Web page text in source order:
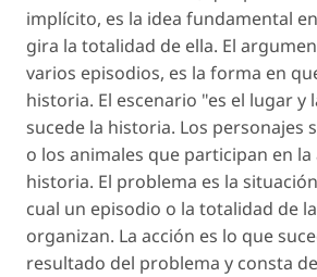
implícito, es la idea fundamental
gira la totalidad de ella. El
varios episodios, es la forma en
historia. El escenario "es el lugar y
sucede la historia. Los personajes
o los animales que participan en la
historia. El problema es la
cual un episodio o la totalidad de
organizan. La acción es lo que
resultado del problema y consta